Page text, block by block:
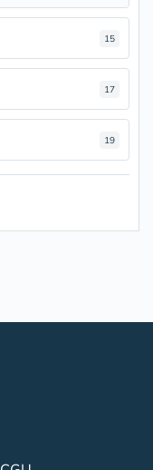
15
17
19